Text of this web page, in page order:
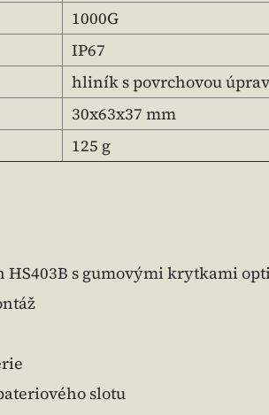
1000G
IP67
hliník s povrchovou
30x63x37 mm
125 g
HS403B s gumovými krytkami
slotu